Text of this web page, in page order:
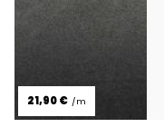
21,90 € /m